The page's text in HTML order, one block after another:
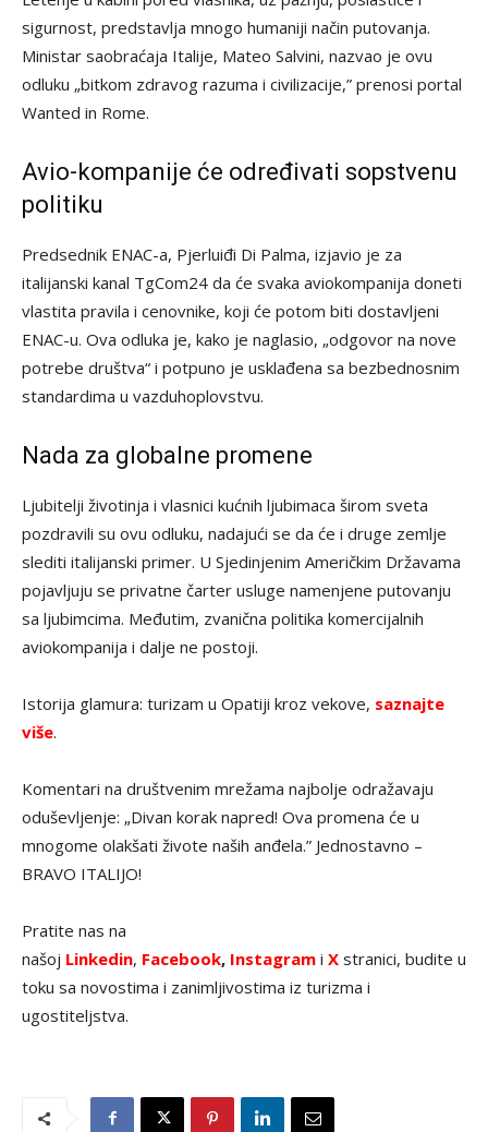
sigurnost, predstavlja mnogo humaniji način putovanja.
Ministar saobraćaja Italije, Mateo Salvini, nazvao je ovu
odluku „bitkom zdravog razuma i civilizacije,” prenosi portal
Wanted in Rome.
Avio-kompanije će određivati sopstvenu
politiku
Predsednik ENAC-a, Pjerluiđi Di Palma, izjavio je za
italijanski kanal TgCom24 da će svaka aviokompanija doneti
vlastita pravila i cenovnike, koji će potom biti dostavljeni
ENAC-u. Ova odluka je, kako je naglasio, „odgovor na nove
potrebe društva“ i potpuno je usklađena sa bezbednosnim
standardima u vazduhoplovstvu.
Nada za globalne promene
Ljubitelji životinja i vlasnici kućnih ljubimaca širom sveta
pozdravili su ovu odluku, nadajući se da će i druge zemlje
slediti italijanski primer. U Sjedinjenim Američkim Državama
pojavljuju se privatne čarter usluge namenjene putovanju
sa ljubimcima. Međutim, zvanična politika komercijalnih
aviokompanija i dalje ne postoji.
Istorija glamura: turizam u Opatiji kroz vekove, saznajte
više.
Komentari na društvenim mrežama najbolje odražavaju
oduševljenje: „Divan korak napred! Ova promena će u
mnogome olakšati živote naših anđela.” Jednostavno –
BRAVO ITALIJO!
Pratite nas na
našoj Linkedin, Facebook, Instagram i X stranici, budite u
toku sa novostima i zanimljivostima iz turizma i
ugostiteljstva.